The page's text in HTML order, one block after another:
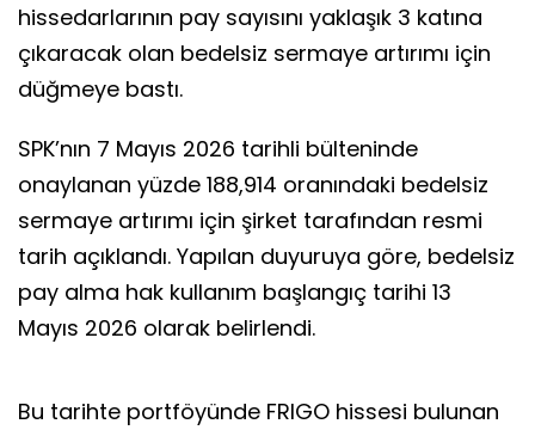
hissedarlarının pay sayısını yaklaşık 3 katına
çıkaracak olan bedelsiz sermaye artırımı için
düğmeye bastı.
SPK’nın 7 Mayıs 2026 tarihli bülteninde
onaylanan yüzde 188,914 oranındaki bedelsiz
sermaye artırımı için şirket tarafından resmi
tarih açıklandı. Yapılan duyuruya göre, bedelsiz
pay alma hak kullanım başlangıç tarihi 13
Mayıs 2026 olarak belirlendi.
Bu tarihte portföyünde FRIGO hissesi bulunan